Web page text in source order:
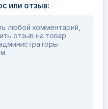
или отзыв:
любой комментарий,
отзыв на товар.